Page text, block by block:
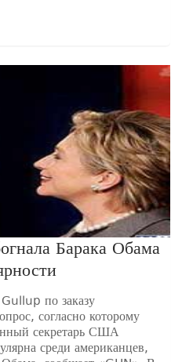
Барака Обама
по заказу
согласно которому
секретарь США
среди американцев,